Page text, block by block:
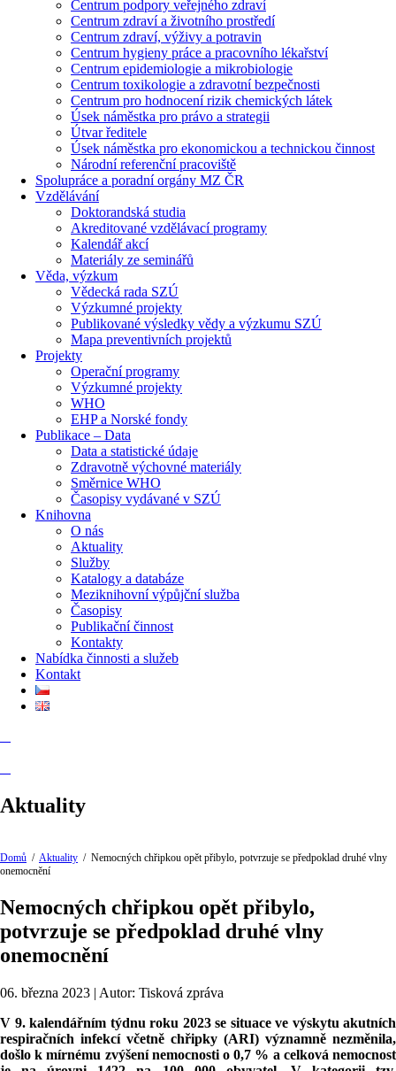
Centrum podpory veřejného zdraví
Centrum zdraví a životního prostředí
Centrum zdraví, výživy a potravin
Centrum hygieny práce a pracovního lékařství
Centrum epidemiologie a mikrobiologie
Centrum toxikologie a zdravotní bezpečnosti
Centrum pro hodnocení rizik chemických látek
Úsek náměstka pro právo a strategii
Útvar ředitele
Úsek náměstka pro ekonomickou a technickou činnost
Národní referenční pracoviště
Spolupráce a poradní orgány MZ ČR
Vzdělávání
Doktorandská studia
Akreditované vzdělávací programy
Kalendář akcí
Materiály ze seminářů
Věda, výzkum
Vědecká rada SZÚ
Výzkumné projekty
Publikované výsledky vědy a výzkumu SZÚ
Mapa preventivních projektů
Projekty
Operační programy
Výzkumné projekty
WHO
EHP a Norské fondy
Publikace – Data
Data a statistické údaje
Zdravotně výchovné materiály
Směrnice WHO
Časopisy vydávané v SZÚ
Knihovna
O nás
Aktuality
Služby
Katalogy a databáze
Meziknihovní výpůjční služba
Časopisy
Publikační činnost
Kontakty
Nabídka činnosti a služeb
Kontakt
Aktuality
Domů / Aktuality / Nemocných chřipkou opět přibylo, potvrzuje se předpoklad druhé vlny
onemocnění
Nemocných chřipkou opět přibylo,
potvrzuje se předpoklad druhé vlny
onemocnění
06. března 2023 | Autor: Tisková zpráva
V 9. kalendářním týdnu roku 2023 se situace ve výskytu akutních
respiračních infekcí včetně chřipky (ARI) významně nezměnila,
došlo k mírnému zvýšení nemocnosti o 0,7 % a celková nemocnost